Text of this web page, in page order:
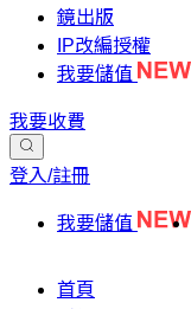
鏡出版
IP改編授權
我要儲值
我要收費
登入/註冊
我要儲值
首頁